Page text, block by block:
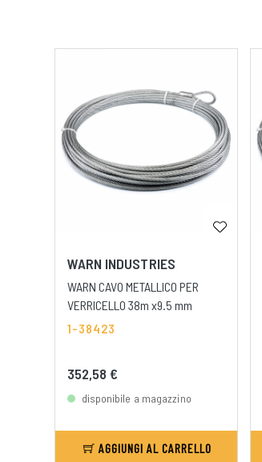
WARN INDUSTRIES
WARN CAVO METALLICO PER
VERRICELLO 38m x9.5 mm
1-38423
352,58 €
disponibile a magazzino
AGGIUNGI AL CARRELLO